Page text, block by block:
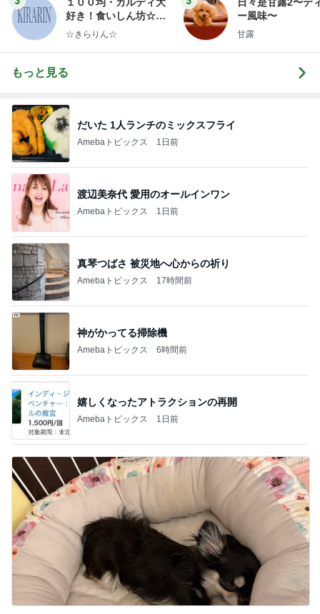
好き！食いしん坊☆き
らりん☆のブログ
☆きらりん☆
ー風味〜
甘露
もっと見る
だいた 1人ランチのミックスフライ
Amebaトピックス 1日前
渡辺美奈代 愛用のオールインワン
Amebaトピックス 1日前
真琴つばさ 被災地へ心からの祈り
Amebaトピックス 17時間前
神がかってる掃除機
Amebaトピックス 6時間前
嬉しくなったアトラクションの再開
Amebaトピックス 1日前